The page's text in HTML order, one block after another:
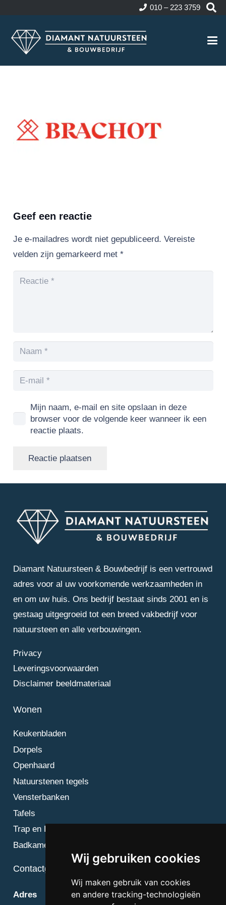
Wij gebruiken cookies
Wij maken gebruik van cookies
en andere tracking-technologieën
010 – 223 3759
Geef een reactie
Je e-mailadres wordt niet gepubliceerd. Vereiste
velden zijn gemarkeerd met *
Mijn naam, e-mail en site opslaan in deze
browser voor de volgende keer wanneer ik een
reactie plaats.
Reactie plaatsen
Diamant Natuursteen & Bouwbedrijf is een vertrouwd
adres voor al uw voorkomende werkzaamheden in
en om uw huis. Ons bedrijf bestaat sinds 2001 en is
gestaag uitgegroeid tot een breed vakbedrijf voor
natuursteen en alle verbouwingen.
Privacy
Leveringsvoorwaarden
Disclaimer beeldmateriaal
Wonen
Keukenbladen
Dorpels
Openhaard
Natuurstenen tegels
Vensterbanken
Tafels
Trap en Bordes
Badkamer
Contactgegevens
Adres